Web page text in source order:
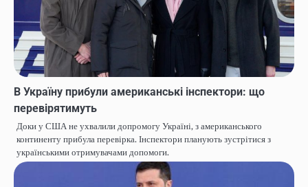
В Україну прибули американські інспектори: що
перевірятимуть
Доки у США не ухвалили допромогу Україні, з американського
континенту прибула перевірка. Інспектори планують зустрітися з
українськими отримувачами допомоги.